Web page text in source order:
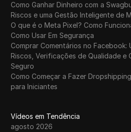
Como Ganhar Dinheiro com a
Riscos e uma Gestão Inteligente de
O que é o Meta Pixel? Como
Como Usar Em Segurança
Comprar Comentários no Facebook:
Riscos, Verificações de Qualidade e
Seguro
Como Começar a Fazer
para Iniciantes
Vídeos em Tendência
agosto 2026